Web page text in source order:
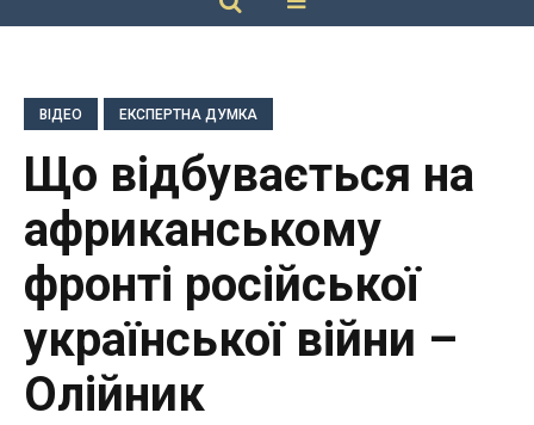
ВІДЕО ЕКСПЕРТНА ДУМКА
Що відбувається на
африканському
фронті російської
української війни –
Олійник